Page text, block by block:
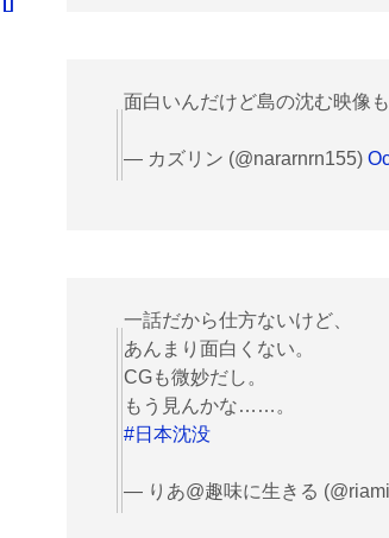
面白いんだけど島の沈む映像
— カズリン (@nararnrn155)
一話だから仕方ないけど、
あんまり面白くない。
CGも微妙だし。
もう見んかな……。
#日本沈没
— りあ@趣味に生きる